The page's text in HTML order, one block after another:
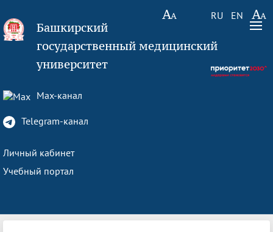
RU EN
Башкирский
государственный медицинский
университет
Max-канал
Telegram-канал
Личный кабинет
Учебный портал